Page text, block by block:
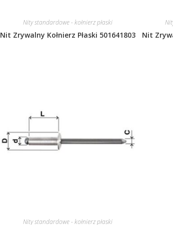
Nity standardowe - kołnierz płaski
Nit Zrywalny Kołnierz Płaski 501641803 Nit
Nity standardowe - kołnierz płaski